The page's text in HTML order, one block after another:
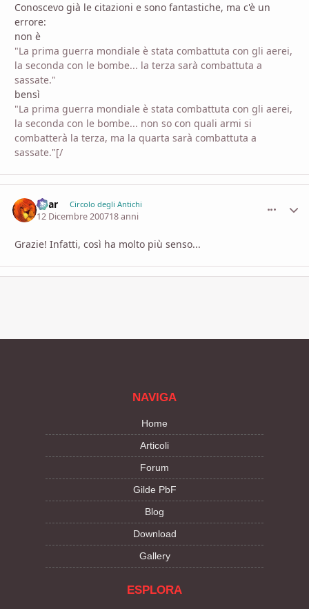
Conoscevo già le citazioni e sono fantastiche, ma c'è un
errore:
non è
"La prima guerra mondiale è stata combattuta con gli aerei,
la seconda con le bombe... la terza sarà combattuta a
sassate."
bensì
"La prima guerra mondiale è stata combattuta con gli aerei,
la seconda con le bombe... non so con quali armi si
combatterà la terza, ma la quarta sarà combattuta a
sassate."[/
Shar Circolo degli Antichi
12 Dicembre 200718 anni
Grazie! Infatti, così ha molto più senso...
NAVIGA
Home
Articoli
Forum
Gilde PbF
Blog
Download
Gallery
ESPLORA